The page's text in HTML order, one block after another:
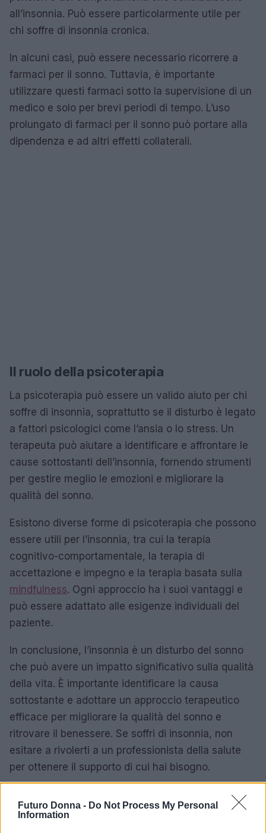
Futuro Donna - Do Not Process My Personal
Information
all’insonnia. Può essere particolarmente utile per
chi soffre di insonnia cronica.
In alcuni casi, può essere necessario ricorrere a
farmaci per il sonno. Tuttavia, è importante
utilizzare questi farmaci sotto la supervisione di un
medico e solo per brevi periodi di tempo. L’uso
prolungato di farmaci per il sonno può portare alla
dipendenza e ad altri effetti collaterali.
Il ruolo della psicoterapia
La psicoterapia può essere un valido aiuto per chi
soffre di insonnia, soprattutto se il disturbo è legato
a fattori psicologici come l’ansia o lo stress. Un
terapeuta può aiutare a identificare e affrontare le
cause sottostanti dell’insonnia, fornendo strumenti
per gestire meglio le emozioni e migliorare la
qualità del sonno.
Esistono diverse forme di psicoterapia che possono
essere utili per l’insonnia, tra cui la terapia
cognitivo-comportamentale, la terapia di
accettazione e impegno e la terapia basata sulla
mindfulness. Ogni approccio ha i suoi vantaggi e
può essere adattato alle esigenze individuali del
paziente.
In conclusione, l’insonnia è un disturbo del sonno
che può avere un impatto significativo sulla qualità
della vita. È importante identificare la causa
sottostante e adottare un approccio terapeutico
efficace per migliorare la qualità del sonno e
ritrovare il benessere. Se soffri di insonnia, non
esitare a rivolerti a un professionista della salute
per ottenere il supporto di cui hai bisogno.
AUTORE